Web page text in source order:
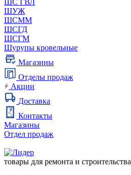
ШС ГВЛ
ШУЖ
ШСММ
ШСГД
ШСГМ
Шурупы кровельные
Магазины
Отделы продаж
Акции
Доставка
Контакты
Магазины
Отдел продаж
товары для ремонта и строительства